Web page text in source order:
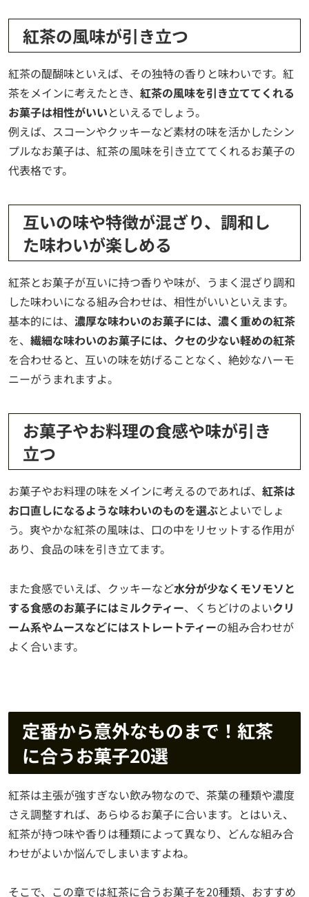
紅茶の風味が引き立つ
紅茶の醍醐味といえば、その独特の香りと味わいです。紅
茶をメインに考えたとき、 紅茶の風味を引き立ててくれる
お菓子は相性がいいといえるでしょう。
例えば、スコーンやクッキーなど素材の味を活かしたシン
プルなお菓子は、紅茶の風味を引き立ててくれるお菓子の
代表格です。
互いの味や特徴が混ざり、調和し
た味わいが楽しめる
紅茶とお菓子が互いに持つ香りや味が、うまく混ざり調和
した味わいになる組み合わせは、相性がいいといえます。
基本的には、 濃厚な味わいのお菓子には、濃く重めの紅茶
を、 繊細な味わいのお菓子には、クセの少ない軽めの紅茶
を合わせると、互いの味を妨げることなく、絶妙なハーモ
ニーがうまれますよ。
お菓子やお料理の食感や味が引き
立つ
お菓子やお料理の味をメインに考えるのであれば、 紅茶は
お口直しになるような味わいのものを選ぶとよいでしょ
う。爽やかな紅茶の風味は、口の中をリセットする作用が
あり、食品の味を引き立てます。
また食感でいえば、クッキーなど水分が少なくモソモソと
する食感のお菓子にはミルクティー、くちどけのよいクリ
ーム系やムースなどにはストレートティーの組み合わせが
よく合います。
定番から意外なものまで！紅茶
に合うお菓子20選
紅茶は主張が強すぎない飲み物なので、茶葉の種類や濃度
さえ調整すれば、あらゆるお菓子に合います。とはいえ、
紅茶が持つ味や香りは種類によって異なり、どんな組み合
わせがよいか悩んでしまいますよね。
そこで、この章では紅茶に合うお菓子を20種類、おすすめ